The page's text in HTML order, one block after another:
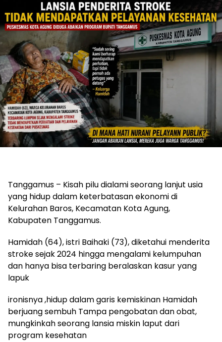
Tanggamus – Kisah pilu dialami seorang lanjut usia
yang hidup dalam keterbatasan ekonomi di
Kelurahan Baros, Kecamatan Kota Agung,
Kabupaten Tanggamus.
Hamidah (64), istri Baihaki (73), diketahui menderita
stroke sejak 2024 hingga mengalami kelumpuhan
dan hanya bisa terbaring beralaskan kasur yang
lapuk
ironisnya ,hidup dalam garis kemiskinan Hamidah
berjuang sembuh Tampa pengobatan dan obat,
mungkinkah seorang lansia miskin laput dari
program kesehatan